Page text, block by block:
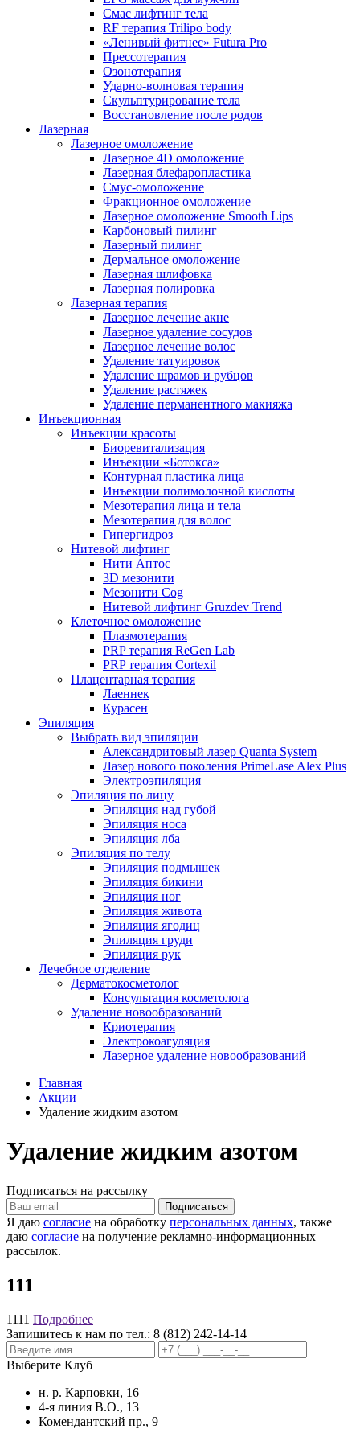
Смас лифтинг тела
RF терапия Trilipo body
«Ленивый фитнес» Futura Pro
Прессотерапия
Озонотерапия
Ударно-волновая терапия
Скульптурирование тела
Восстановление после родов
Лазерная
Лазерное омоложение
Лазерное 4D омоложение
Лазерная блефаропластика
Смус-омоложение
Фракционное омоложение
Лазерное омоложение Smooth Lips
Карбоновый пилинг
Лазерный пилинг
Дермальное омоложение
Лазерная шлифовка
Лазерная полировка
Лазерная терапия
Лазерное лечение акне
Лазерное удаление сосудов
Лазерное лечение волос
Удаление татуировок
Удаление шрамов и рубцов
Удаление растяжек
Удаление перманентного макияжа
Инъекционная
Инъекции красоты
Биоревитализация
Инъекции «Ботокса»
Контурная пластика лица
Инъекции полимолочной кислоты
Мезотерапия лица и тела
Мезотерапия для волос
Гипергидроз
Нитевой лифтинг
Нити Аптос
3D мезонити
Мезонити Cog
Нитевой лифтинг Gruzdev Trend
Клеточное омоложение
Плазмотерапия
PRP терапия ReGen Lab
PRP терапия Cortexil
Плацентарная терапия
Лаеннек
Курасен
Эпиляция
Выбрать вид эпиляции
Александритовый лазер Quanta System
Лазер нового поколения PrimeLase Alex Plus
Электроэпиляция
Эпиляция по лицу
Эпиляция над губой
Эпиляция носа
Эпиляция лба
Эпиляция по телу
Эпиляция подмышек
Эпиляция бикини
Эпиляция ног
Эпиляция живота
Эпиляция ягодиц
Эпиляция груди
Эпиляция рук
Лечебное отделение
Дерматокосметолог
Консультация косметолога
Удаление новообразований
Криотерапия
Электрокоагуляция
Лазерное удаление новообразований
Главная
Акции
Удаление жидким азотом
Удаление жидким азотом
Подписаться на рассылку
Я даю согласие на обработку персональных данных, также
даю согласие на получение рекламно-информационных
рассылок.
111
1111 Подробнее
Запишитесь к нам по тел.: 8 (812) 242-14-14
Выберите Клуб
н. р. Карповки, 16
4-я линия В.О., 13
Комендантский пр., 9